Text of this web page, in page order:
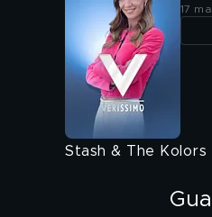
17
Stash & The